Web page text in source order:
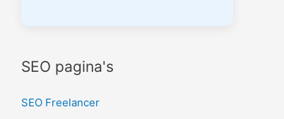
SEO pagina's
SEO Freelancer